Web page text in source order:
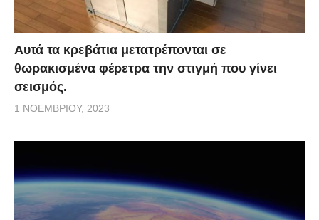
Αυτά τα κρεβάτια μετατρέπονται σε
θωρακισμένα φέρετρα την στιγμή που γίνει
σεισμός.
1 ΝΟΕΜΒΡΊΟΥ, 2023